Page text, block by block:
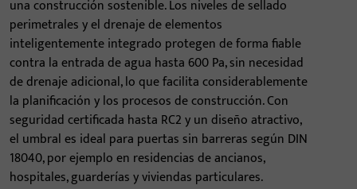
una construcción sostenible. Los niveles de sellado
perimetrales y el drenaje de elementos
inteligentemente integrado protegen de forma fiable
contra la entrada de agua hasta 600 Pa, sin necesidad
de drenaje adicional, lo que facilita considerablemente
la planificación y los procesos de construcción. Con
seguridad certificada hasta RC2 y un diseño atractivo,
el umbral es ideal para puertas sin barreras según DIN
18040, por ejemplo en residencias de ancianos,
hospitales, guarderías y viviendas particulares.